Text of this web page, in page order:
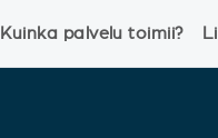
Kuinka palvelu toimii?